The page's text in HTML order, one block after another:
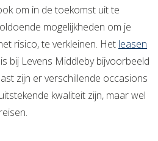
om in de toekomst uit te
mogelijkheden om je
risico, te verkleinen. Het leasen
bij Levens Middleby bijvoorbeeld
zijn er verschillende occasions
kwaliteit zijn, maar wel